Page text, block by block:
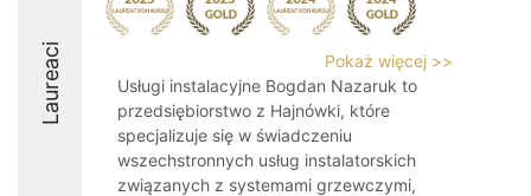
Laureaci
Pokaż więcej >>
Usługi instalacyjne Bogdan Nazaruk to
przedsiębiorstwo z Hajnówki, które
specjalizuje się w świadczeniu
wszechstronnych usług instalatorskich
związanych z systemami grzewczymi,